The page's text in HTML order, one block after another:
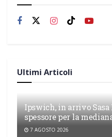
Ultimi Articoli
Ipswich, in arrivo
spessore per la
7 AGOSTO 2026